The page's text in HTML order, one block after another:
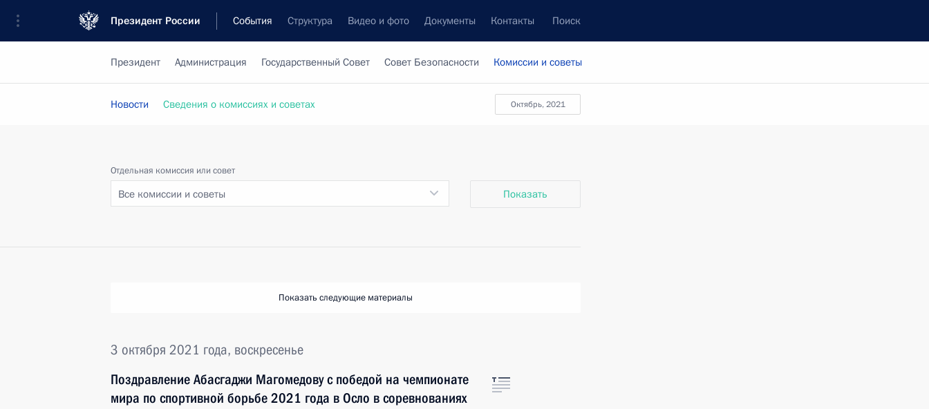
Президент России События Структура Видео и фото Документы Контакты Поиск
Президент Администрация Государственный Совет Совет Безопасности Комиссии и советы
октябрь, 2021
Новости Сведения о комиссиях и советах
Отдельная комиссия или совет
Все комиссии и советы Показать
Показать следующие материалы
3 октября 2021 года, воскресенье
Поздравление Абасгаджи Магомедову с победой на чемпионате
мира по спортивной борьбе 2021 года в Осло в соревнованиях